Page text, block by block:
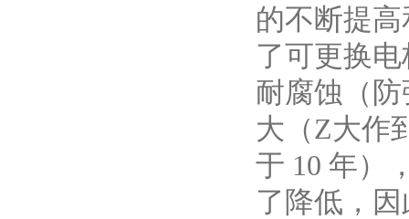
的不断提
了可更换
耐腐蚀（
大（Z大作
于 10 年）
了降低，